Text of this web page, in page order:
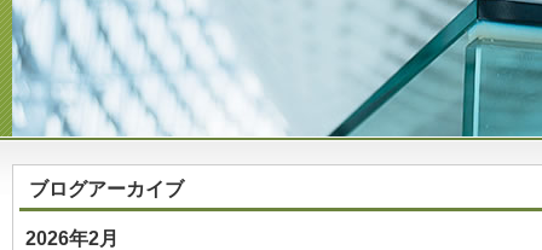
ブログアーカイブ
2026年2月